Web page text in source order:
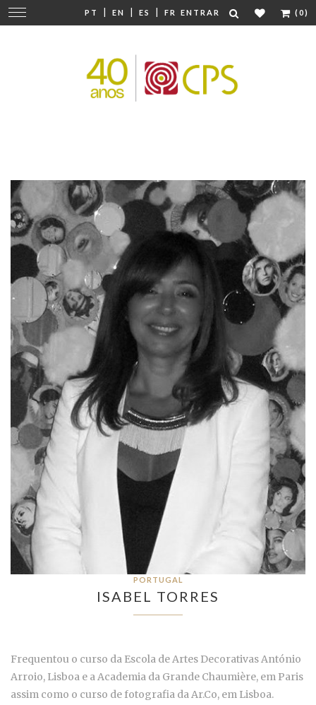
PT | EN | ES | FR ENTRAR (0)
Mudar
navegação
PORTUGAL
ISABEL TORRES
Frequentou o curso da Escola de Artes Decorativas António
Arroio, Lisboa e a Academia da Grande Chaumière, em Paris
assim como o curso de fotografia da Ar.Co, em Lisboa.